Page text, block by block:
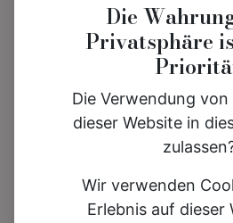
Die
Privatsphäre
Die Verwendung
dieser Website in
Wir verwenden
Erlebnis auf dieser